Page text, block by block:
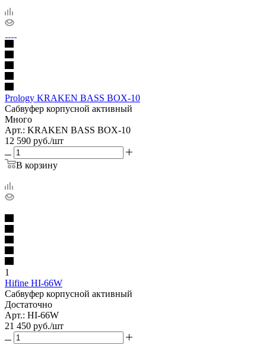
Prology KRAKEN BASS BOX-10
Сабвуфер корпусной активный
Много
Арт.: KRAKEN BASS BOX-10
12 590 руб./шт
В корзину
1
Hifine HI-66W
Сабвуфер корпусной активный
Достаточно
Арт.: HI-66W
21 450 руб./шт